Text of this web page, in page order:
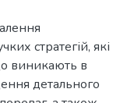
стратегій, які
виникають в
детального